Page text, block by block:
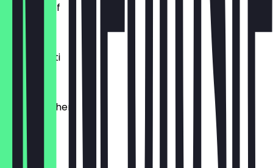
Laugenzopf
1,20 €
Dinkelkrusti
Käsebrötchen
1,60 €